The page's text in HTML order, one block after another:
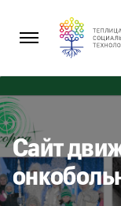
содержанию
Сайт